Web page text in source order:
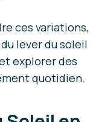
ces variations,
lever du soleil
explorer des
quotidien.